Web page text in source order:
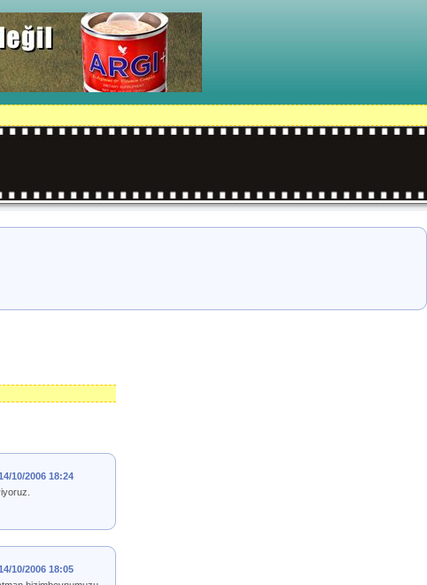
10/2006 18:24
10/2006 18:05